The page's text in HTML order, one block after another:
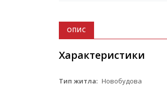
ОПИС
Характеристики
Тип житла: Новобудова